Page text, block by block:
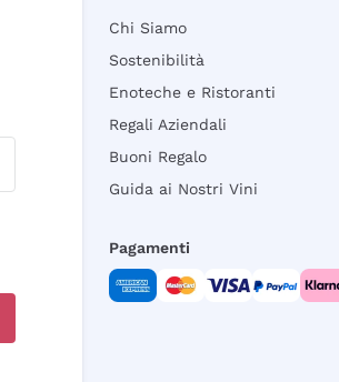
Chi Siamo
Sostenibilità
Enoteche e Ristoranti
Regali Aziendali
Buoni Regalo
Guida ai Nostri Vini
Pagamenti